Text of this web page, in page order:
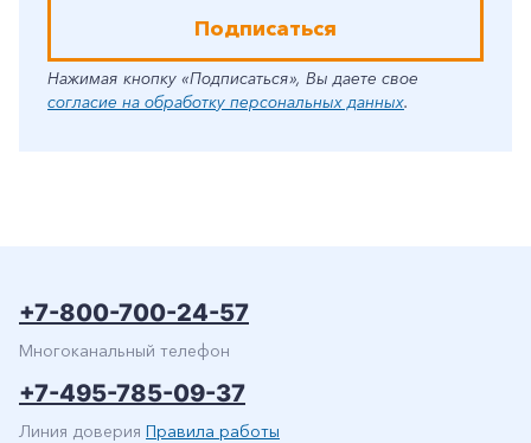
Подписаться
Нажимая кнопку «Подписаться», Вы даете свое
согласие на обработку персональных данных.
+7-800-700-24-57
Многоканальный телефон
+7-495-785-09-37
Линия доверия Правила работы